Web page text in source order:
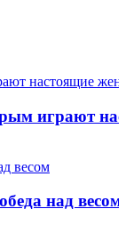
играют
над весом